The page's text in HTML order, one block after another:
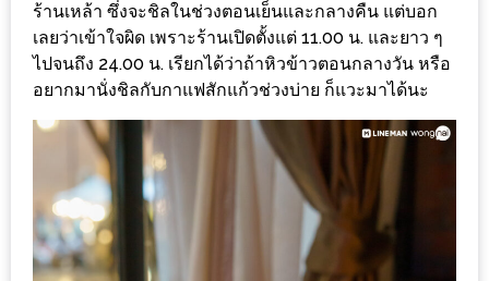
รัก
บ้าน
มากมาย
MAPS
MY
ACCOUNT
NEW
ร้านเหล้า ซึ่งจะชิลในช่วงตอนเย็นและกลางคืน แต่บอก
เลยว่าเข้าใจผิด เพราะร้านเปิดตั้งแต่ 11.00 น. และยาว ๆ
ไปจนถึง 24.00 น. เรียกได้ว่าถ้าหิวข้าวตอนกลางวัน หรือ
อยากมานั่งชิลกับกาแฟสักแก้วช่วงบ่าย ก็แวะมาได้นะ